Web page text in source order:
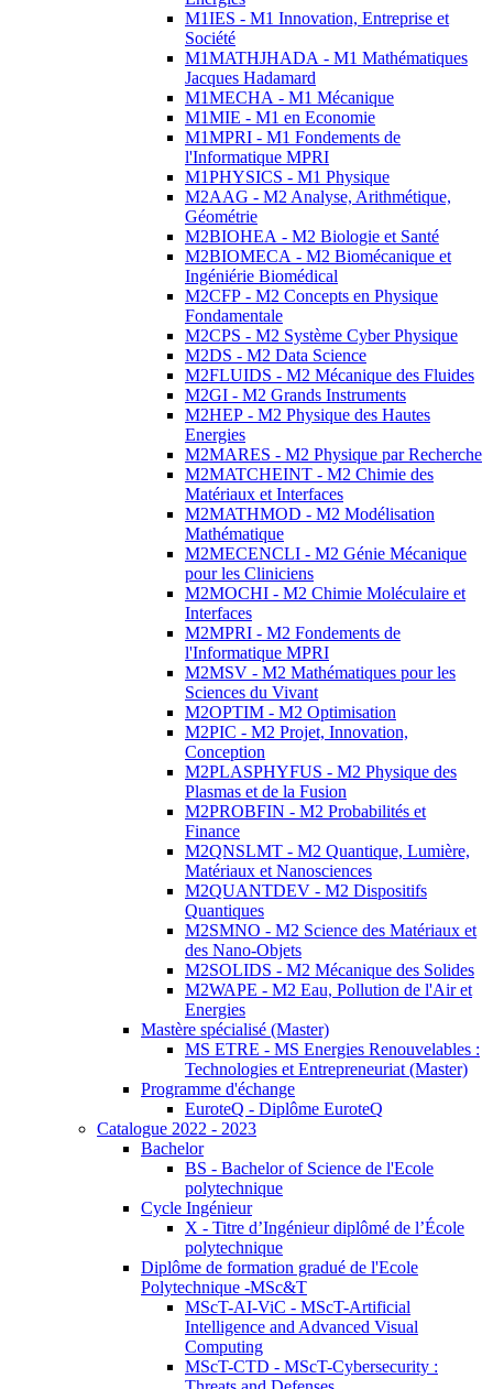
M1IES - M1 Innovation, Entreprise et
Société
M1MATHJHADA - M1 Mathématiques
Jacques Hadamard
M1MECHA - M1 Mécanique
M1MIE - M1 en Economie
M1MPRI - M1 Fondements de
l'Informatique MPRI
M1PHYSICS - M1 Physique
M2AAG - M2 Analyse, Arithmétique,
Géométrie
M2BIOHEA - M2 Biologie et Santé
M2BIOMECA - M2 Biomécanique et
Ingéniérie Biomédical
M2CFP - M2 Concepts en Physique
Fondamentale
M2CPS - M2 Système Cyber Physique
M2DS - M2 Data Science
M2FLUIDS - M2 Mécanique des Fluides
M2GI - M2 Grands Instruments
M2HEP - M2 Physique des Hautes
Energies
M2MARES - M2 Physique par Recherche
M2MATCHEINT - M2 Chimie des
Matériaux et Interfaces
M2MATHMOD - M2 Modélisation
Mathématique
M2MECENCLI - M2 Génie Mécanique
pour les Cliniciens
M2MOCHI - M2 Chimie Moléculaire et
Interfaces
M2MPRI - M2 Fondements de
l'Informatique MPRI
M2MSV - M2 Mathématiques pour les
Sciences du Vivant
M2OPTIM - M2 Optimisation
M2PIC - M2 Projet, Innovation,
Conception
M2PLASPHYFUS - M2 Physique des
Plasmas et de la Fusion
M2PROBFIN - M2 Probabilités et
Finance
M2QNSLMT - M2 Quantique, Lumière,
Matériaux et Nanosciences
M2QUANTDEV - M2 Dispositifs
Quantiques
M2SMNO - M2 Science des Matériaux et
des Nano-Objets
M2SOLIDS - M2 Mécanique des Solides
M2WAPE - M2 Eau, Pollution de l'Air et
Energies
Mastère spécialisé (Master)
MS ETRE - MS Energies Renouvelables :
Technologies et Entrepreneuriat (Master)
Programme d'échange
EuroteQ - Diplôme EuroteQ
Catalogue 2022 - 2023
Bachelor
BS - Bachelor of Science de l'Ecole
polytechnique
Cycle Ingénieur
X - Titre d’Ingénieur diplômé de l’École
polytechnique
Diplôme de formation gradué de l'Ecole
Polytechnique -MSc&T
MScT-AI-ViC - MScT-Artificial
Intelligence and Advanced Visual
Computing
MScT-CTD - MScT-Cybersecurity :